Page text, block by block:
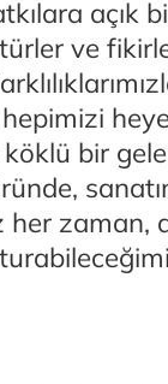
açık
ve
bir
zaman,